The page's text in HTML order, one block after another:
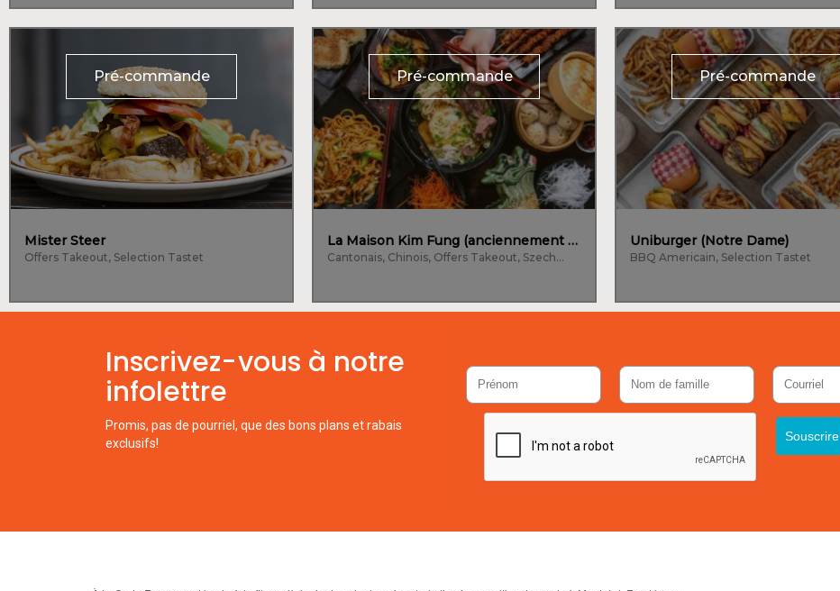
Pré-commande
Mister Steer
Offers Takeout, Selection Tastet
Pré-commande
La Maison Kim Fung (anciennement Kam Fung)
Cantonais, Chinois, Offers Takeout, Szechouannais
Pré-commande
Uniburger (Notre Dame)
BBQ Americain, Selection Tastet
Inscrivez-vous à notre
infolettre
Promis, pas de pourriel, que des bons plans et rabais
exclusifs!
Souscrire